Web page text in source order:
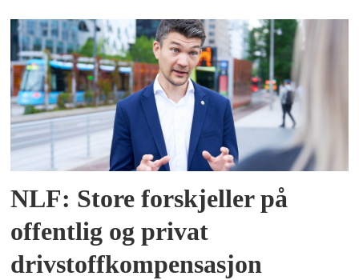
NLF: Store forskjeller på
offentlig og privat
drivstoffkompensasjon